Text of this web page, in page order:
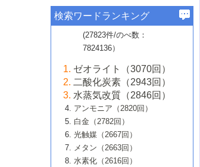
B号 第135回触媒討論会（2025年）
能性材料
若き触媒の研究者たち～（2）
6号 石油のノーブル・ユースを志向した
触媒技術
大学：オンライン・対面開催）
6号 カーボンニュートラルに向けた電解
技術
B号 第127回触媒討論会（2021年・オン
ライン開催(Zoom)のみ）
4号 光触媒を用いた水分解の最新の研究
動向
5号 次世代の触媒プロセスを支えるマイ
6号 メタン転換技術の最新動向
B号 第125回触媒討論会（2020年・工学
院大学）
3号 精密高分子合成に関する最近の研究
動向
4号 バイオマス化成品製造のための触媒
5号 固体触媒による含窒素有機化合物変
換の最前線
6号 貴金属使用量低減に向けた自動車排
ガス浄化触媒の開発
B号 第123回触媒討論会（2019年・大阪
4号 60周年記念企画
5号 進化するゼオライト合成技術
6号 非貴金属系触媒における電気化学的
B号 第121回触媒討論会（2018年・東京
大学）
最先端技術
3号 無機分離膜材料の開発と触媒反応プ
ロセスへの適用
5号 水素のふるまいを解き明かす最先端
研究
6号 低級アルカンの有効利用のための触
媒技術
B号 第119回触媒討論会（2017年・首都
大学東京）
1号 ユニークな構造の高分子を生み出す触
2号 リグニンからの化成品製造に向けた触
媒技術
3号 触媒研究の最先端～とびたて若き研究
者たち～（1）
4号 触媒研究の最先端～とびたて若き研究
者たち～（2）
5号 触媒研究の最先端～とびたて若き研究
者たち～（3）
▼57巻（2015年）
1号 水素キャリアにかかわる触媒技術の新
2号 石油精製用触媒の最近の進展
3号 固体酸化物形燃料電池（SOFC）におけ
るアノード触媒上での燃料直接改質技術
4号 コアシェル構造の制御による触媒機能
5号 工業触媒およびその周辺技術の最近の
進歩
▼56巻（2014年）
2号 光触媒反応機構に関する最新の研究動
向
開発動向
4号 人工光合成に向けた近年のアプローチ
5号 未利用熱エネルギーの有効活用に貢献
する触媒技術
1号 高耐久性燃料電池システム用触媒にお
ける新展開
2号 リビングラジカル重合の最近の動向
3号 天然ガスの化学工業的展開に関する触
媒技術
4号 貴金属触媒の精密構造制御とその活用
▼54巻（2012年）
1号 規則性多孔体の利用技術における最近
の進歩
2号 第109回触媒討論会
3号 貴金属低減技術の最新動向
4号 貴金属代替技術の最新動向
▼53巻（2011年）
1号 金属学から見る合金触媒の新展開
2号 第107回触媒討論会
3号 触媒のその場観察法の進歩（１）
4号 触媒のその場観察法の進歩（２）
▼52巻（2010年）
1号 触媒の劣化対策と長寿命触媒開発
2号 第105回触媒討論会
3号 ナノ構造が拓く新機能
1号 炭素材料－熱い注目を集める材料－
2号 第103回触媒討論会
▼50巻（2008年）
1号 触媒化学と学会のこの10年，半世紀，
▼49巻（2007年）
検索ワードランキング
(27823件/のべ数：
7824136）
ゼオライト（3070回）
二酸化炭素（2943回）
水蒸気改質（2846回）
アンモニア（2820回）
白金（2782回）
光触媒（2667回）
メタン（2663回）
水素化（2616回）